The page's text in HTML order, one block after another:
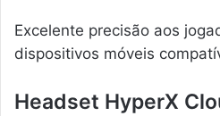
Excelente precisão aos
dispositivos móveis
Headset HyperX